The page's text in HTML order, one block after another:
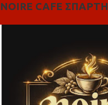
NOIRE CAFE ΣΠΑΡΤΗ